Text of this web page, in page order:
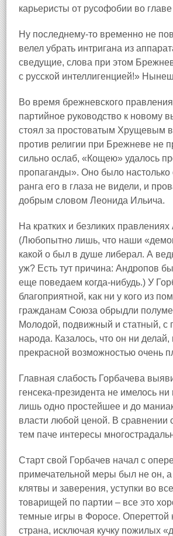
карьеристы от русофобии во
Ну последнему‑то временно не
велел убрать интригана из
сведущие, слова при этом
с русской интеллигенцией!»
Во время брежневского
партийное руководство к новому
стоял за простоватым Хрущевым
против религии при Брежневе не
сильно ослаб, «Кощею» удалось
пропаганды». Оно было настолько
ранга его в глаза не видели, и
добрым словом Леонида Ильича.
На кратких и безликих
(Любопытно лишь, что наши
какой о был в душе либерал. А
уж? Есть тут причина: Андропов
еще поведаем когда‑нибудь.) У
благоприятной, как ни у кого из
гражданам Союза обрыдли
Молодой, подвижный и статный, с
народа. Казалось, что он ни
прекрасной возможностью очень
Главная слабость Горбачева
генсека‑президента не имелось
лишь одно простейшее и до
власти любой ценой. В сравнении
тем паче интересы
Старт свой Горбачев начал с
примечательной меры был не он,
клятвы и заверения, уступки во
товарищей по партии – все это
темные игры в Форосе. Опереттой
страна, исключая кучку пожилых